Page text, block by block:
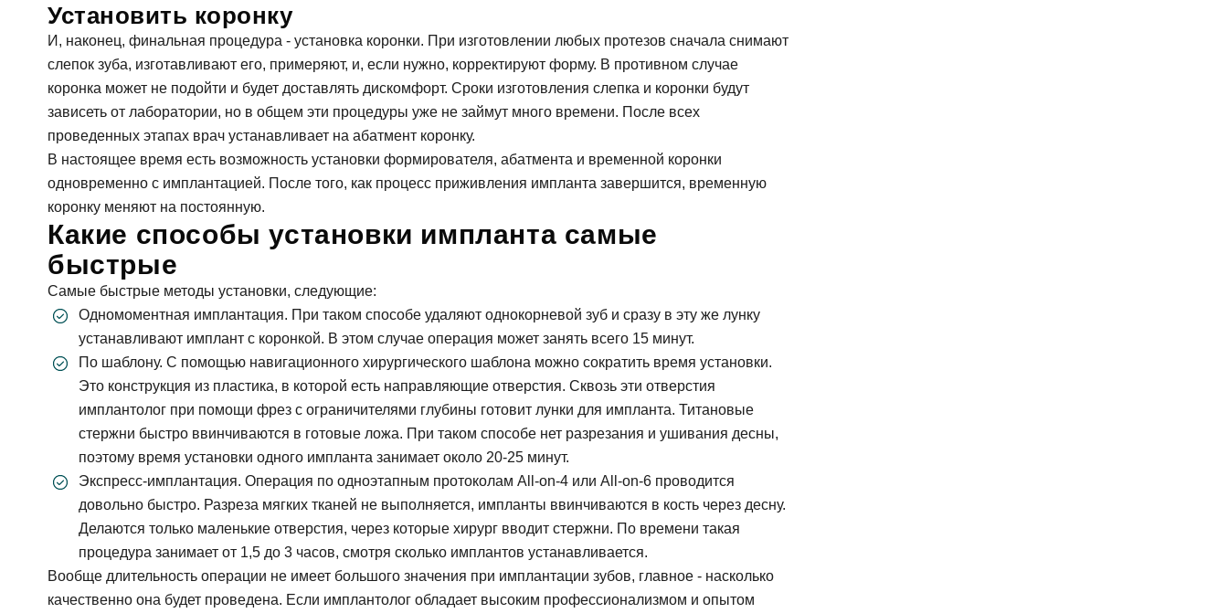
Установить коронку
И, наконец, финальная процедура - установка коронки. При изготовлении любых протезов сначала снимают
слепок зуба, изготавливают его, примеряют, и, если нужно, корректируют форму. В противном случае
коронка может не подойти и будет доставлять дискомфорт. Сроки изготовления слепка и коронки будут
зависеть от лаборатории, но в общем эти процедуры уже не займут много времени. После всех
проведенных этапах врач устанавливает на абатмент коронку.
В настоящее время есть возможность установки формирователя, абатмента и временной коронки
одновременно с имплантацией. После того, как процесс приживления импланта завершится, временную
коронку меняют на постоянную.
Какие способы установки импланта самые
быстрые
Самые быстрые методы установки, следующие:
Одномоментная имплантация. При таком способе удаляют однокорневой зуб и сразу в эту же лунку
устанавливают имплант с коронкой. В этом случае операция может занять всего 15 минут.
По шаблону. С помощью навигационного хирургического шаблона можно сократить время установки.
Это конструкция из пластика, в которой есть направляющие отверстия. Сквозь эти отверстия
имплантолог при помощи фрез с ограничителями глубины готовит лунки для импланта. Титановые
стержни быстро ввинчиваются в готовые ложа. При таком способе нет разрезания и ушивания десны,
поэтому время установки одного импланта занимает около 20-25 минут.
Экспресс-имплантация. Операция по одноэтапным протоколам All-on-4 или All-on-6 проводится
довольно быстро. Разреза мягких тканей не выполняется, импланты ввинчиваются в кость через десну.
Делаются только маленькие отверстия, через которые хирург вводит стержни. По времени такая
процедура занимает от 1,5 до 3 часов, смотря сколько имплантов устанавливается.
Вообще длительность операции не имеет большого значения при имплантации зубов, главное - насколько
качественно она будет проведена. Если имплантолог обладает высоким профессионализмом и опытом
Запись на прием
Имя
Согласен на обработку персональных данных
Записаться на приём
Телефон
E-mail
Сообщение
обработку персональных данных
Заявка отправлена!
ОК